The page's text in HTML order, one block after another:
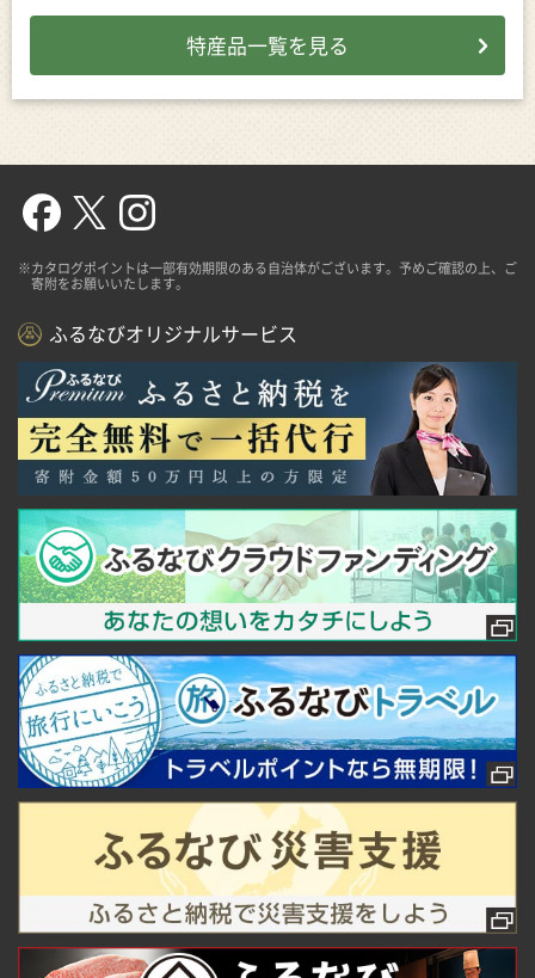
特産品一覧を見る
※カタログポイントは一部有効期限のある自治体がございます。予めご確認の上、ご
寄附をお願いいたします。
ふるなびオリジナルサービス